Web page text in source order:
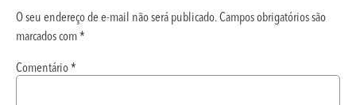
O seu endereço de e-mail não será publicado.Campos obrigatórios são
marcados com*
Comentário*